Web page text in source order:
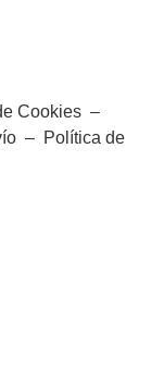
Cookies–
– Política de